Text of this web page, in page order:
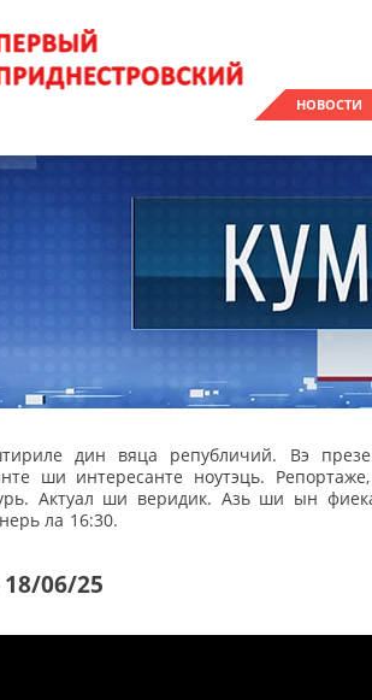
НОВОСТИ
дин вяца републичий. Вэ
ши интересанте ноутэць.
Актуал ши веридик. Азь ши ын
ла 16:30.
06/25